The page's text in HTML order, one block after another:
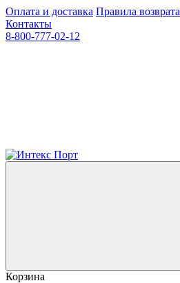
Оплата и доставка Правила возврата
Контакты
8-800-777-02-12
Корзина